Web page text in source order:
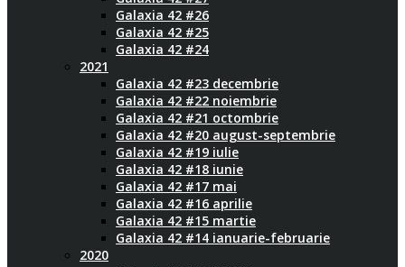
Galaxia 42 #26
Galaxia 42 #25
Galaxia 42 #24
2021
Galaxia 42 #23 decembrie
Galaxia 42 #22 noiembrie
Galaxia 42 #21 octombrie
Galaxia 42 #20 august-septembrie
Galaxia 42 #19 iulie
Galaxia 42 #18 iunie
Galaxia 42 #17 mai
Galaxia 42 #16 aprilie
Galaxia 42 #15 martie
Galaxia 42 #14 ianuarie-februarie
2020